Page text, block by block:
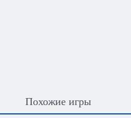
Похожие игры